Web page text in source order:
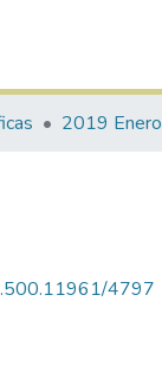
2019 Enero
4797